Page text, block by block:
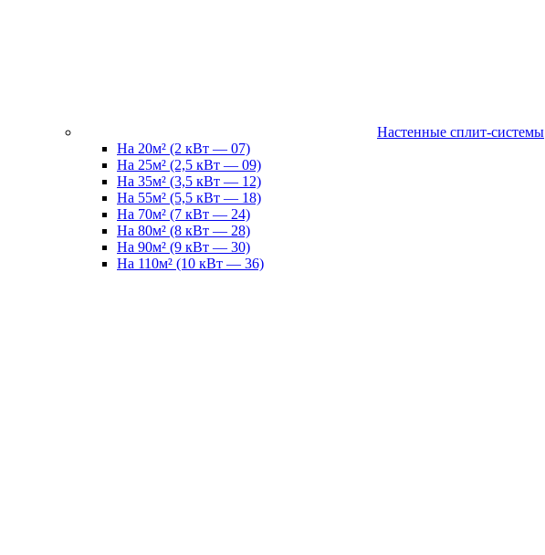
Настенные сплит-системы
На 20м² (2 кВт — 07)
На 25м² (2,5 кВт — 09)
На 35м² (3,5 кВт — 12)
На 55м² (5,5 кВт — 18)
На 70м² (7 кВт — 24)
На 80м² (8 кВт — 28)
На 90м² (9 кВт — 30)
На 110м² (10 кВт — 36)